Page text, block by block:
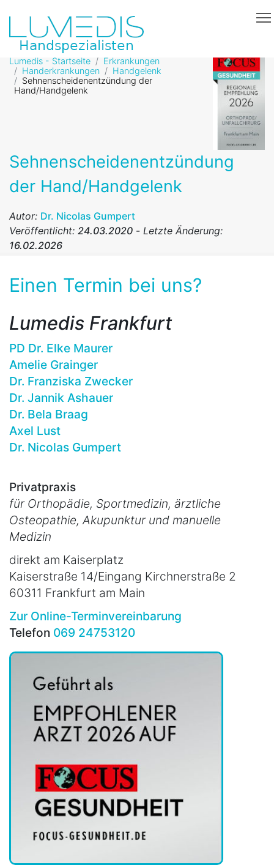
Lumedis - Startseite
Erkrankungen
Handerkrankungen
Handgelenk
Sehnenscheidenentzündung der
Hand/Handgelenk
Sehnenscheidenentzündung
der Hand/Handgelenk
Autor: Dr. Nicolas Gumpert
Veröffentlicht: 24.03.2020 - Letzte Änderung:
16.02.2026
Einen Termin bei uns?
Lumedis Frankfurt
PD Dr. Elke Maurer
Amelie Grainger
Dr. Franziska Zwecker
Dr. Jannik Ashauer
Dr. Bela Braag
Axel Lust
Dr. Nicolas Gumpert
Privatpraxis
für Orthopädie, Sportmedizin, ärztliche
Osteopathie, Akupunktur und manuelle
Medizin
direkt am Kaiserplatz
Kaiserstraße 14/Eingang Kirchnerstraße 2
60311 Frankfurt am Main
Zur Online-Terminvereinbarung
Telefon 069 24753120